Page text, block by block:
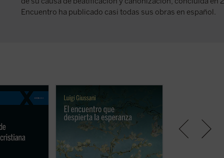
Encuentro ha publicado casi todas sus obras en español.
y provocador,
en la
cristianismo:
e irreductible.
Estas páginas ofrecen las
lecciones, el diálogo en asamblea
y la síntesis, hasta ahora inéditos,
de Luigi Giussani con jóvenes
universitarios de Comunión y
Liberación en 1985. Giussani
propone una inversión de
junto con su
sacrificio, y su